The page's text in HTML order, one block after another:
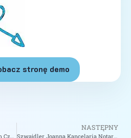
stronę demo
NASTĘPNY
Szwajdler Joanna Kancelaria Notarialna – Notariusz Radziejów